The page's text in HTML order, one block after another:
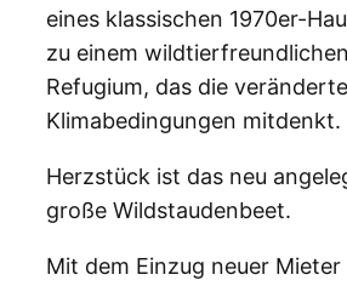
eines klassischen 1970er-
zu einem
Refugium, das die
Klimabedingungen mitdenkt.
Herzstück ist das neu
große Wildstaudenbeet.
Mit dem Einzug neuer